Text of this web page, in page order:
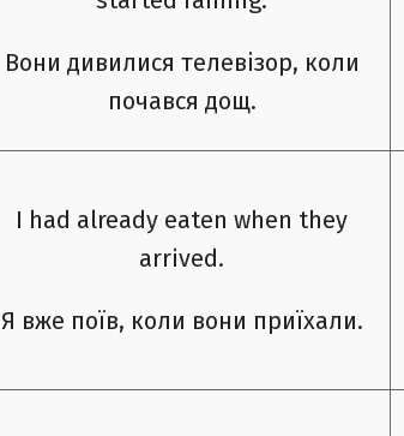
Вони дивилися телевізор, коли
почався дощ.
I had already eaten when they
arrived.
Я вже поїв, коли вони приїхали.